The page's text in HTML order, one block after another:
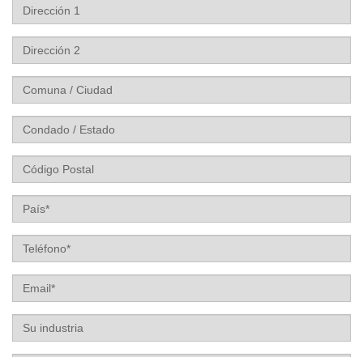
Dirección
1
Dirección
2
Comuna
/
Ciudad
Condado
/
Estado
Código
Postal
País
Teléfono
Email
Su
industria